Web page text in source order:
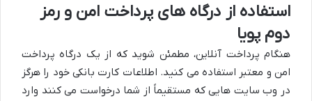
استفاده از درگاه های پرداخت امن و رمز
دوم پویا
هنگام پرداخت آنلاین، مطمئن شوید که از یک درگاه پرداخت
امن و معتبر استفاده می کنید. اطلاعات کارت بانکی خود را هرگز
در وب سایت هایی که مستقیماً از شما درخواست می کنند وارد